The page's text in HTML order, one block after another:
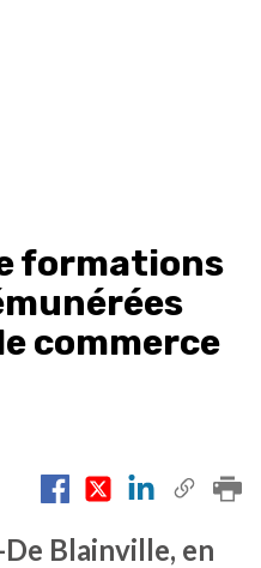
formations
commerce
Blainville, en